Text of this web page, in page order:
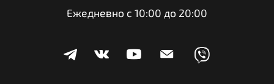
Ежедневно с 10:00 до 20:00